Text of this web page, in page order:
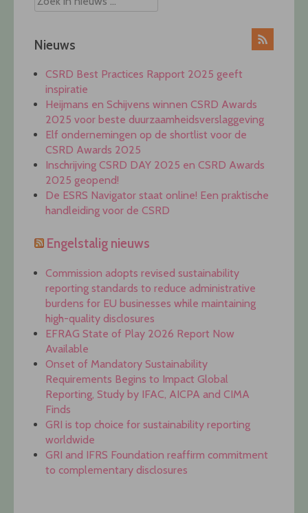
Nieuws
CSRD Best Practices Rapport 2025 geeft
inspiratie
Heijmans en Schijvens winnen CSRD Awards
2025 voor beste duurzaamheidsverslaggeving
Elf ondernemingen op de shortlist voor de
CSRD Awards 2025
Inschrijving CSRD DAY 2025 en CSRD Awards
2025 geopend!
De ESRS Navigator staat online! Een praktische
handleiding voor de CSRD
Engelstalig nieuws
Commission adopts revised sustainability
reporting standards to reduce administrative
burdens for EU businesses while maintaining
high-quality disclosures
EFRAG State of Play 2026 Report Now
Available
Onset of Mandatory Sustainability
Requirements Begins to Impact Global
Reporting, Study by IFAC, AICPA and CIMA
Finds
GRI is top choice for sustainability reporting
worldwide
GRI and IFRS Foundation reaffirm commitment
to complementary disclosures